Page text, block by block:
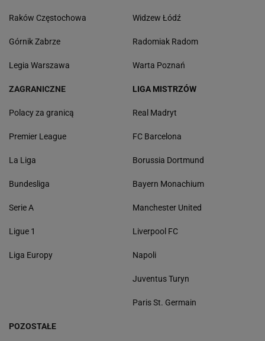
Raków Częstochowa
Górnik Zabrze
Legia Warszawa
Widzew Łódź
Radomiak Radom
Warta Poznań
ZAGRANICZNE
Polacy za granicą
Premier League
La Liga
Bundesliga
Serie A
Ligue 1
Liga Europy
LIGA MISTRZÓW
Real Madryt
FC Barcelona
Borussia Dortmund
Bayern Monachium
Manchester United
Liverpool FC
Napoli
Juventus Turyn
Paris St. Germain
POZOSTAŁE